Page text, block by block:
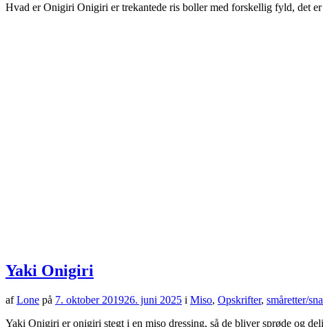
Hvad er Onigiri Onigiri er trekantede ris boller med forskellig fyld, det
Yaki Onigiri
afLone på 7. oktober 201926. juni 2025 i Miso, Opskrifter, småretter/
Yaki Onigiri er onigiri stegt i en miso dressing, så de bliver sprøde og